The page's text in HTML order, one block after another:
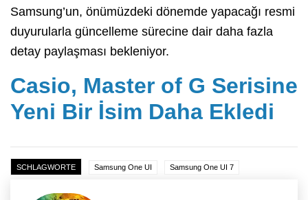
Samsung’un, önümüzdeki dönemde yapacağı resmi
duyurularla güncelleme sürecine dair daha fazla
detay paylaşması bekleniyor.
Casio, Master of G Serisine
Yeni Bir İsim Daha Ekledi
SCHLAGWORTE Samsung One UI Samsung One UI 7